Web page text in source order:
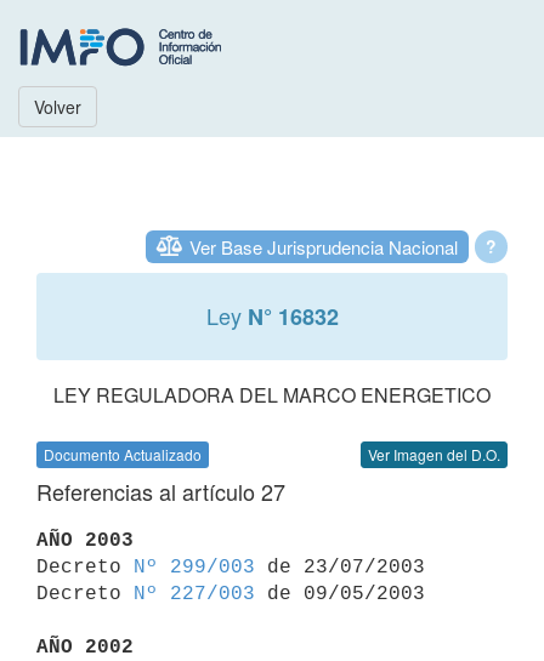
Volver
?
Ver Base Jurisprudencia Nacional
Ley N° 16832
LEY REGULADORA DEL MARCO ENERGETICO
Documento Actualizado Ver Imagen del D.O.
Referencias al artículo 27
AÑO 2003
Decreto
Nº 299/003 de 23/07/2003
Decreto
Nº 227/003 de 09/05/2003
AÑO 2002